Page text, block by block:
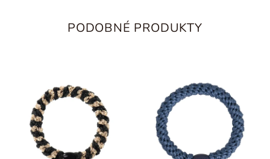
PODOBNÉ PRODUKTY